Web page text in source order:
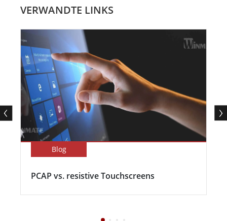
VERWANDTE LINKS
Blog
PCAP vs. resistive Touchscreens